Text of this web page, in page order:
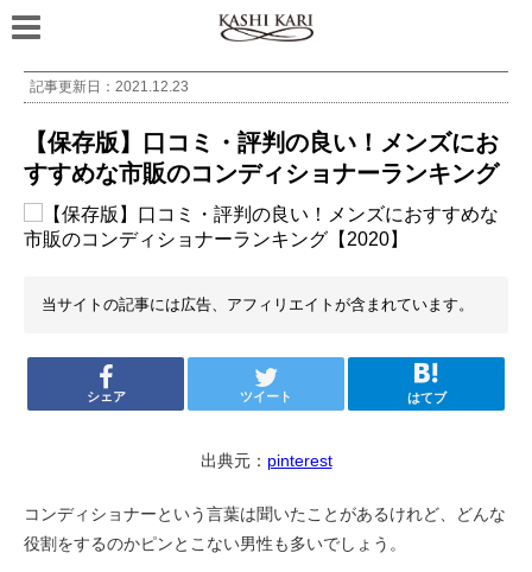
記事更新日： 2021.12.23
【保存版】口コミ・評判の良い！メンズにお
すすめな市販のコンディショナーランキング
当サイトの記事には広告、アフィリエイトが含まれています。
シェア ツイート はてブ
出典元： pinterest
コンディショナーという言葉は聞いたことがあるけれど、どんな
役割をするのかピンとこない男性も多いでしょう。